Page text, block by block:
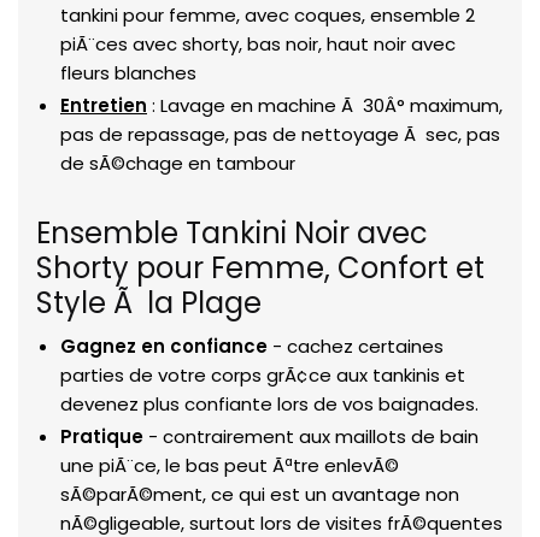
tankini pour femme, avec coques, ensemble 2
piÃ¨ces avec shorty, bas noir, haut noir avec
fleurs blanches
Entretien : Lavage en machine Ã 30Â° maximum,
pas de repassage, pas de nettoyage Ã sec, pas
de sÃ©chage en tambour
Ensemble Tankini Noir avec
Shorty pour Femme, Confort et
Style Ã la Plage
Gagnez en confiance - cachez certaines
parties de votre corps grÃ¢ce aux tankinis et
devenez plus confiante lors de vos baignades.
Pratique - contrairement aux maillots de bain
une piÃ¨ce, le bas peut Ãªtre enlevÃ©
sÃ©parÃ©ment, ce qui est un avantage non
nÃ©gligeable, surtout lors de visites frÃ©quentes